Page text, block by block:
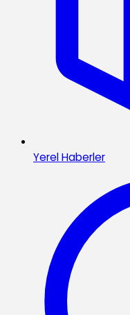
Yerel Haberler